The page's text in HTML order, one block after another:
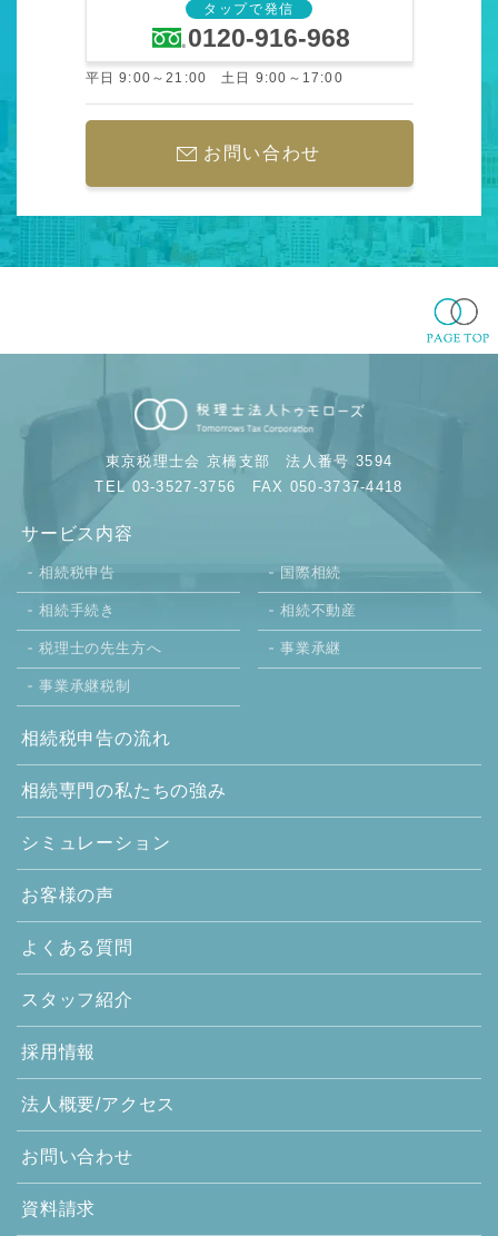
タップで発信
0120-916-968
平日 9:00～21:00 土日 9:00～17:00
お問い合わせ
東京税理士会 京橋支部法人番号 3594
TEL 03-3527-3756 FAX 050-3737-4418
サービス内容
相続税申告 国際相続
相続手続き 相続不動産
税理士の先生方へ 事業承継
事業承継税制
相続税申告の流れ
相続専門の私たちの強み
シミュレーション
お客様の声
よくある質問
スタッフ紹介
採用情報
法人概要/アクセス
お問い合わせ
資料請求